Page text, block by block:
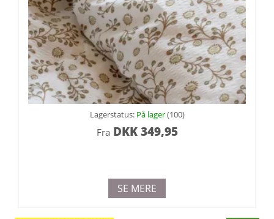
Lagerstatus: På lager(100)
Fra DKK349,95
SE MERE